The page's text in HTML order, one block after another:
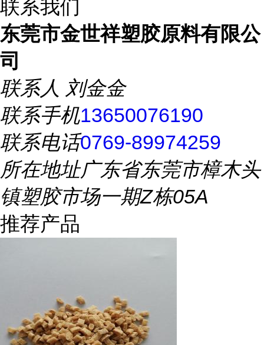
联系我们
东莞市金世祥塑胶原料有限公
司
联系人 刘金金
联系手机13650076190
联系电话0769-89974259
所在地址广东省东莞市樟木头
镇塑胶市场一期Z栋05A
推荐产品